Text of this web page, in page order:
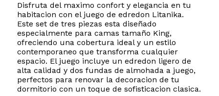
Disfruta del maximo confort y elegancia en tu
habitacion con el juego de edredon Litanika.
Este set de tres piezas esta diseñado
especialmente para camas tamaño King,
ofreciendo una cobertura ideal y un estilo
contemporaneo que transforma cualquier
espacio. El juego incluye un edredon ligero de
alta calidad y dos fundas de almohada a juego,
perfectos para renovar la decoracion de tu
dormitorio con un toque de sofisticacion clasica.